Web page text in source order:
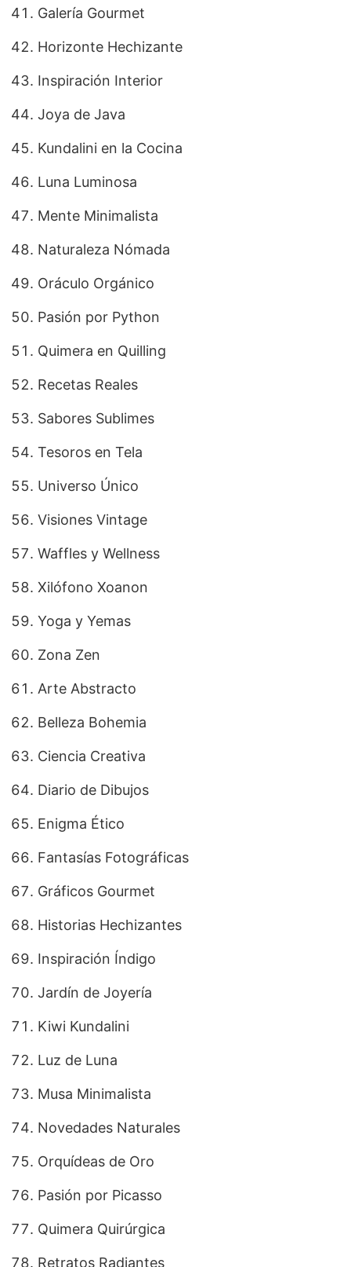
Galería Gourmet
Horizonte Hechizante
Inspiración Interior
Joya de Java
Kundalini en la Cocina
Luna Luminosa
Mente Minimalista
Naturaleza Nómada
Oráculo Orgánico
Pasión por Python
Quimera en Quilling
Recetas Reales
Sabores Sublimes
Tesoros en Tela
Universo Único
Visiones Vintage
Waffles y Wellness
Xilófono Xoanon
Yoga y Yemas
Zona Zen
Arte Abstracto
Belleza Bohemia
Ciencia Creativa
Diario de Dibujos
Enigma Ético
Fantasías Fotográficas
Gráficos Gourmet
Historias Hechizantes
Inspiración Índigo
Jardín de Joyería
Kiwi Kundalini
Luz de Luna
Musa Minimalista
Novedades Naturales
Orquídeas de Oro
Pasión por Picasso
Quimera Quirúrgica
Retratos Radiantes